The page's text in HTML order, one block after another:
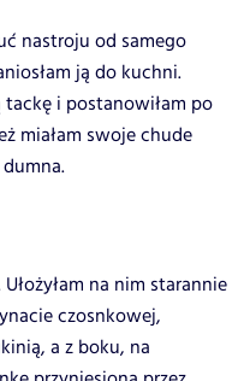
nastroju od samego
ją do kuchni.
tackę i postanowiłam po
miałam swoje chude
na nim starannie
czosnkowej,
a z boku, na